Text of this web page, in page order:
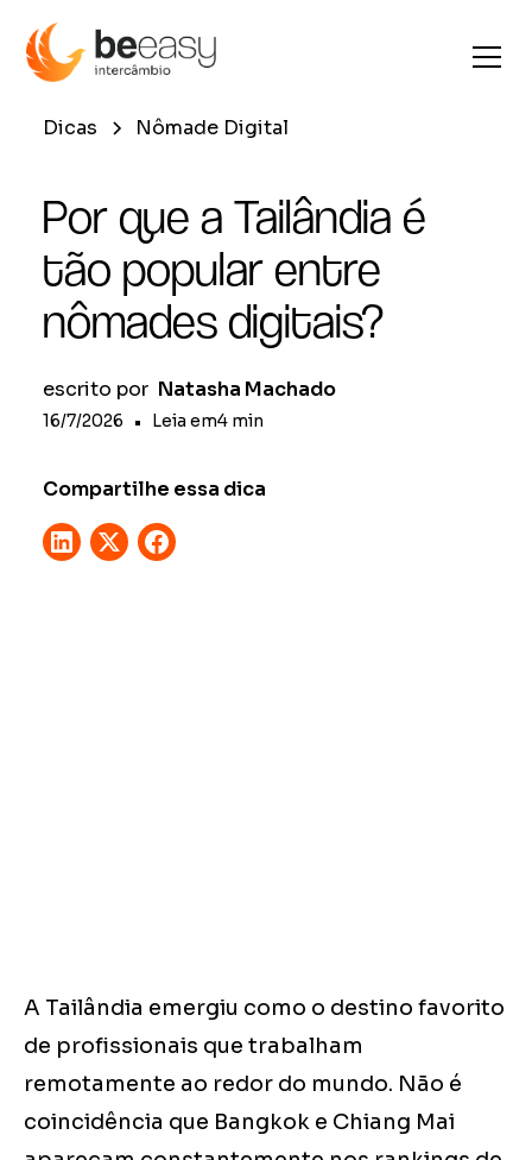
Dicas Nômade Digital
Por que a Tailândia é
tão popular entre
nômades digitais?
escrito por Natasha Machado
16/7/2026 • Leia em4 min
Compartilhe essa dica
A Tailândia emergiu como o destino favorito
de profissionais que trabalham
remotamente ao redor do mundo. Não é
coincidência que Bangkok e Chiang Mai